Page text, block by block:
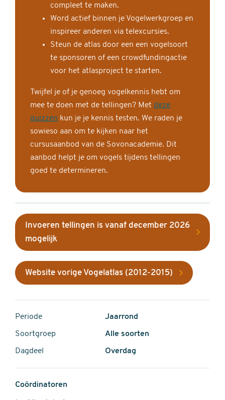
compleet te maken.
Word actief binnen je Vogelwerkgroep en
inspireer anderen via telexcursies.
Steun de atlas door een een vogelsoort
te sponsoren of een crowdfundingactie
voor het atlasproject te starten.
Twijfel je of je genoeg vogelkennis hebt om
mee te doen met de tellingen? Met deze
quizzen kun je je kennis testen. We raden je
sowieso aan om te kijken naar het
cursusaanbod van de Sovonacademie. Dit
aanbod helpt je om vogels tijdens tellingen
goed te determineren.
Invoeren tellingen is vanaf december 2026
mogelijk
Website vorige Vogelatlas (2012-2015)
Periode Jaarrond
Soortgroep Alle soorten
Dagdeel Overdag
Coördinatoren